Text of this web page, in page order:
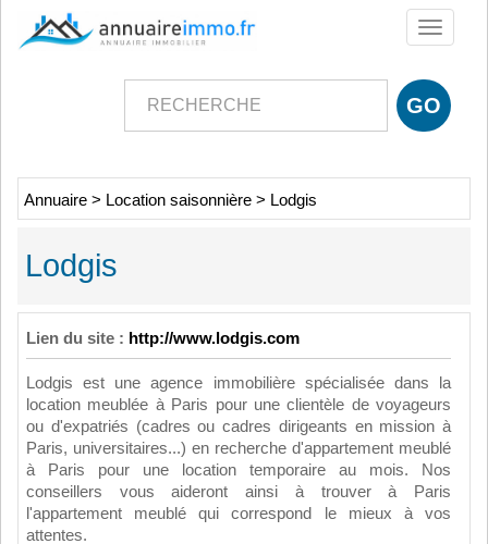
Toggle
Annuaire > Location saisonnière > Lodgis
Lodgis
Lien du site : http://www.lodgis.com
Lodgis est une agence immobilière spécialisée dans la
location meublée à Paris pour une clientèle de voyageurs
ou d'expatriés (cadres ou cadres dirigeants en mission à
Paris, universitaires...) en recherche d'appartement meublé
à Paris pour une location temporaire au mois. Nos
conseillers vous aideront ainsi à trouver à Paris
l'appartement meublé qui correspond le mieux à vos
attentes.